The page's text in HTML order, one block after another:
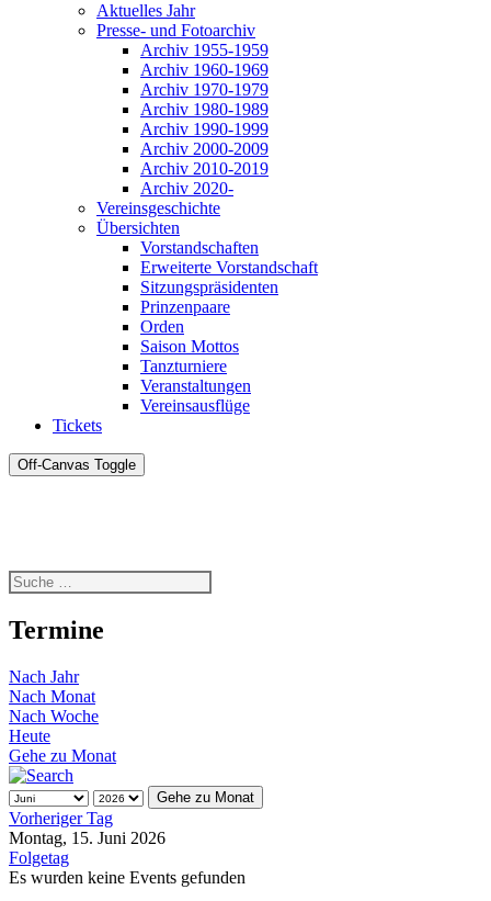
Aktuelles Jahr
Presse- und Fotoarchiv
Archiv 1955-1959
Archiv 1960-1969
Archiv 1970-1979
Archiv 1980-1989
Archiv 1990-1999
Archiv 2000-2009
Archiv 2010-2019
Archiv 2020-
Vereinsgeschichte
Übersichten
Vorstandschaften
Erweiterte Vorstandschaft
Sitzungspräsidenten
Prinzenpaare
Orden
Saison Mottos
Tanzturniere
Veranstaltungen
Vereinsausflüge
Tickets
Off-Canvas Toggle
Termine
Nach Jahr
Nach Monat
Nach Woche
Heute
Gehe zu Monat
Gehe zu Monat
Vorheriger Tag
Montag, 15. Juni 2026
Folgetag
Es wurden keine Events gefunden